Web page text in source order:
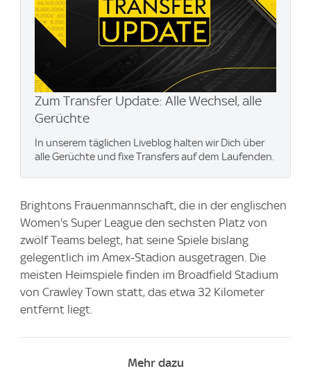
Zum Transfer Update: Alle Wechsel, alle
Gerüchte
In unserem täglichen Liveblog halten wir Dich über
alle Gerüchte und fixe Transfers auf dem Laufenden.
Brightons Frauenmannschaft, die in der englischen
Women's Super League den sechsten Platz von
zwölf Teams belegt, hat seine Spiele bislang
gelegentlich im Amex-Stadion ausgetragen. Die
meisten Heimspiele finden im Broadfield Stadium
von Crawley Town statt, das etwa 32 Kilometer
entfernt liegt.
Mehr dazu